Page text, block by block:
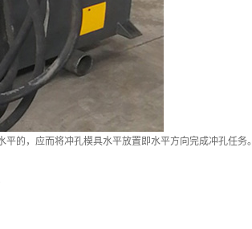
的，应而将冲孔模具水平放置即水平方向完成冲孔任务。